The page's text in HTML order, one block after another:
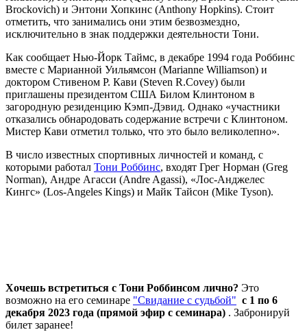
Brockovich) и Энтони Хопкинс (Anthony Hopkins). Стоит
отметить, что занимались они этим безвозмездно,
исключительно в знак поддержки деятельности Тони.
Как сообщает Нью-Йорк Таймс, в декабре 1994 года Роббинс
вместе с Марианной Уильямсон (Marianne Williamson) и
доктором Стивеном Р. Кави (Steven R.Covey) были
приглашены президентом США Билом Клинтоном в
загородную резиденцию Кэмп-Дэвид. Однако «участники
отказались обнародовать содержание встречи с Клинтоном.
Мистер Кави отметил только, что это было великолепно».
В число известных спортивных личностей и команд, с
которыми работал Тони Роббинс, входят Грег Норман (Greg
Norman), Андре Агасси (Andre Agassi), «Лос-Анджелес
Кингс» (Los-Angeles Kings) и Майк Тайсон (Mike Tyson).
Хочешь встретиться с Тони Роббинсом лично? Это
возможно на его семинаре "Свидание с судьбой" с 1 по 6
декабря 2023 года (прямой эфир с семинара) . Забронируй
билет заранее!